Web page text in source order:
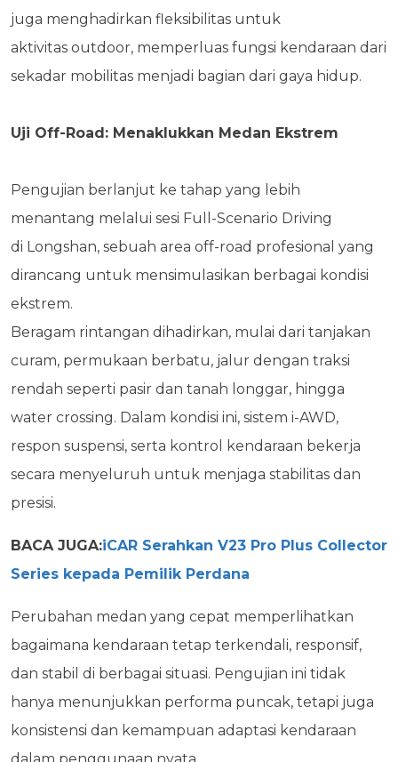
juga menghadirkan fleksibilitas untuk
aktivitas outdoor, memperluas fungsi kendaraan dari
sekadar mobilitas menjadi bagian dari gaya hidup.
Uji Off-Road: Menaklukkan Medan Ekstrem
Pengujian berlanjut ke tahap yang lebih
menantang melalui sesi Full-Scenario Driving
di Longshan, sebuah area off-road profesional yang
dirancang untuk mensimulasikan berbagai kondisi
ekstrem.
Beragam rintangan dihadirkan, mulai dari tanjakan
curam, permukaan berbatu, jalur dengan traksi
rendah seperti pasir dan tanah longgar, hingga
water crossing. Dalam kondisi ini, sistem i-AWD,
respon suspensi, serta kontrol kendaraan bekerja
secara menyeluruh untuk menjaga stabilitas dan
presisi.
BACA JUGA:iCAR Serahkan V23 Pro Plus Collector
Series kepada Pemilik Perdana
Perubahan medan yang cepat memperlihatkan
bagaimana kendaraan tetap terkendali, responsif,
dan stabil di berbagai situasi. Pengujian ini tidak
hanya menunjukkan performa puncak, tetapi juga
konsistensi dan kemampuan adaptasi kendaraan